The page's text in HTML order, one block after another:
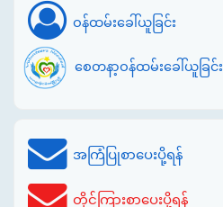
ဝန်ထမ်းခေါ်ယူခြင်း
စေတနာ့ဝန်ထမ်းခေါ်ယူခြင်း
အကြံပြုစာပေးပို့ရန်
တိုင်ကြားစာပေးပို့ရန်